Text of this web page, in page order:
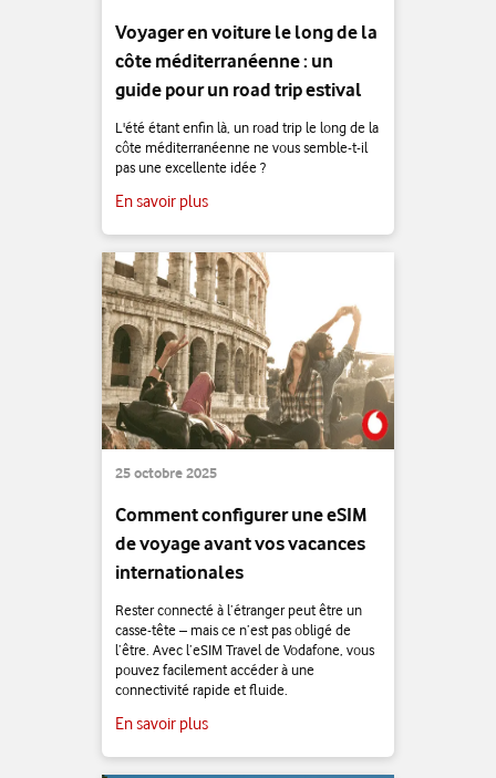
Voyager en voiture le long de la
côte méditerranéenne : un
guide pour un road trip estival
L'été étant enfin là, un road trip le long de la
côte méditerranéenne ne vous semble-t-il
pas une excellente idée ?
En savoir plus
25 octobre 2025
Comment configurer une eSIM
de voyage avant vos vacances
internationales
Rester connecté à l’étranger peut être un
casse-tête – mais ce n’est pas obligé de
l’être. Avec l’eSIM Travel de Vodafone, vous
pouvez facilement accéder à une
connectivité rapide et fluide.
En savoir plus